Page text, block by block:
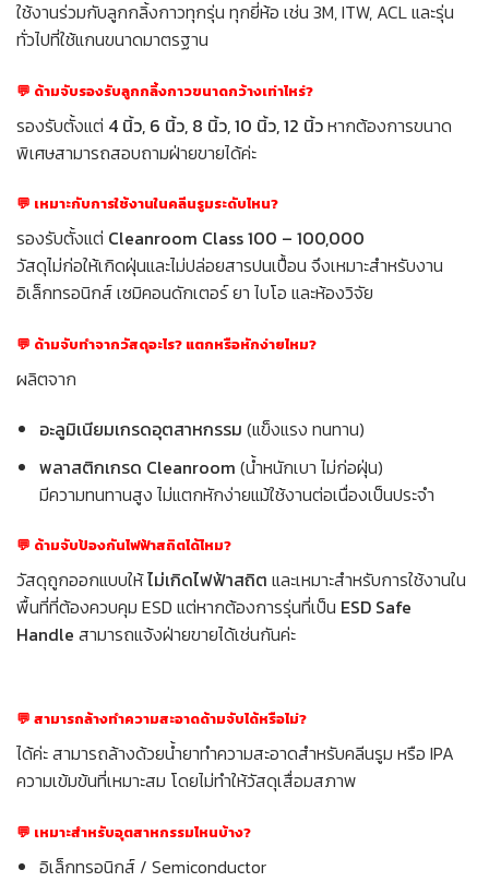
ใช้งานร่วมกับลูกกลิ้งกาวทุกรุ่น ทุกยี่ห้อ เช่น 3M, ITW, ACL และรุ่น
ทั่วไปที่ใช้แกนขนาดมาตรฐาน
💬 ด้ามจับรองรับลูกกลิ้งกาวขนาดกว้างเท่าไหร่?
รองรับตั้งแต่ 4 นิ้ว, 6 นิ้ว, 8 นิ้ว,10 นิ้ว,12 นิ้วหากต้องการขนาด
พิเศษสามารถสอบถามฝ่ายขายได้ค่ะ
💬 เหมาะกับการใช้งานในคลีนรูมระดับไหน?
รองรับตั้งแต่ Cleanroom Class 100 – 100,000
วัสดุไม่ก่อให้เกิดฝุ่นและไม่ปล่อยสารปนเปื้อน จึงเหมาะสำหรับงาน
อิเล็กทรอนิกส์ เซมิคอนดักเตอร์ ยา ไบโอ และห้องวิจัย
💬 ด้ามจับทำจากวัสดุอะไร? แตกหรือหักง่ายไหม?
ผลิตจาก
อะลูมิเนียมเกรดอุตสาหกรรม (แข็งแรง ทนทาน)
พลาสติกเกรด Cleanroom (น้ำหนักเบา ไม่ก่อฝุ่น)
มีความทนทานสูง ไม่แตกหักง่ายแม้ใช้งานต่อเนื่องเป็นประจำ
💬 ด้ามจับป้องกันไฟฟ้าสถิตได้ไหม?
วัสดุถูกออกแบบให้ไม่เกิดไฟฟ้าสถิต และเหมาะสำหรับการใช้งานใน
พื้นที่ที่ต้องควบคุม ESD แต่หากต้องการรุ่นที่เป็น ESD Safe
Handle สามารถแจ้งฝ่ายขายได้เช่นกันค่ะ
💬 สามารถล้างทำความสะอาดด้ามจับได้หรือไม่?
ได้ค่ะ สามารถล้างด้วยน้ำยาทำความสะอาดสำหรับคลีนรูม หรือ IPA
ความเข้มข้นที่เหมาะสม โดยไม่ทำให้วัสดุเสื่อมสภาพ
💬 เหมาะสำหรับอุตสาหกรรมไหนบ้าง?
อิเล็กทรอนิกส์ / Semiconductor